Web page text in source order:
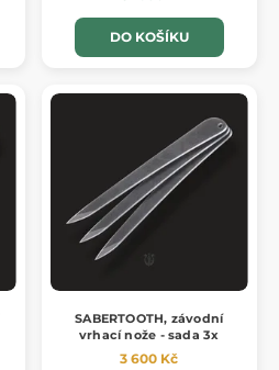
DO KOŠÍKU
SABERTOOTH, závodní
vrhací nože - sada 3x
3 600 Kč